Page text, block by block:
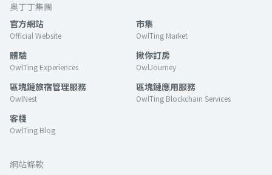
奧丁丁集團
官方網站
Official Website
市集
OwlTing Market
體驗
OwlTing Experiences
揪你訂房
OwlJourney
區塊鏈旅宿管理服務
OwlNest
區塊鏈應用服務
OwlTing Blockchain Services
客棧
OwlTing Blog
網站條款